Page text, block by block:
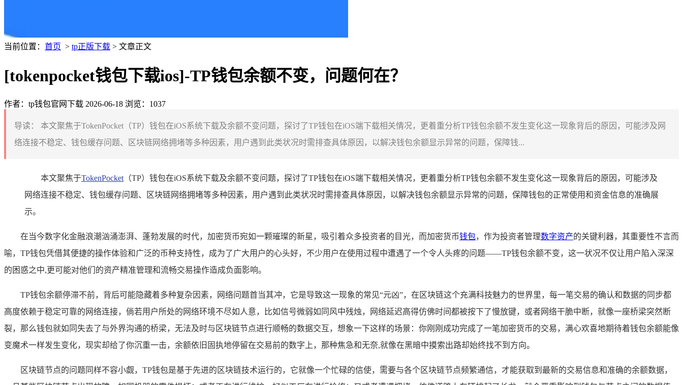
当前位置： 首页 > tp正版下载 > 文章正文
[tokenpocket钱包下载ios]-TP钱包余额不变，问题何在？
作者：tp钱包官网下载 2026-06-18 浏览：1037
导读：
本文聚焦于TokenPocket（TP）钱包在iOS系统下载及余额不变问题，探讨了TP钱包在iOS端下载相关情况，更着重分析TP钱包余额不发生变化这一现象背后的原因，可能涉及网
络连接不稳定、钱包缓存问题、区块链网络拥堵等多种因素，用户遇到此类状况时需排查具体原因，以解决钱包余额显示异常的问题，保障钱...
本文聚焦于TokenPocket （TP）钱包在iOS系统下载及余额不变问题，探讨了TP钱包在iOS端下载相关情况，更着重分析TP钱包余额不发生变化这一现象背后的原因，可能涉及
网络连接不稳定、钱包缓存问题、区块链网络拥堵等多种因素，用户遇到此类状况时需排查具体原因，以解决钱包余额显示异常的问题，保障钱包的正常使用和资金信息的准确展
示。
在当今数字化金融浪潮汹涌澎湃、蓬勃发展的时代，加密货币宛如一颗璀璨的新星，吸引着众多投资者的目光，而加密货币钱包，作为投资者管理数字资产的关键利器，其重要性不言而
喻，TP钱包凭借其便捷的操作体验和广泛的币种支持性，成为了广大用户的心头好，不少用户在使用过程中遭遇了一个令人头疼的问题——TP钱包余额不变，这一状况不仅让用户陷入深深
的困惑之中,更可能对他们的资产精准管理和流畅交易操作造成负面影响。
TP钱包余额停滞不前，背后可能隐藏着多种复杂因素，网络问题首当其冲，它是导致这一现象的常见“元凶”，在区块链这个充满科技魅力的世界里，每一笔交易的确认和数据的同步都
高度依赖于稳定可靠的网络连接，倘若用户所处的网络环境不尽如人意，比如信号微弱如同风中残烛，网络延迟高得仿佛时间都被按下了慢放键，或者网络干脆中断，就像一座桥梁突然断
裂，那么钱包就如同失去了与外界沟通的桥梁，无法及时与区块链节点进行顺畅的数据交互，想象一下这样的场景：你刚刚成功完成了一笔加密货币的交易，满心欢喜地期待着钱包余额能像
变魔术一样发生变化，现实却给了你沉重一击，余额依旧固执地停留在交易前的数字上，那种焦急和无奈,就像在黑暗中摸索出路却始终找不到方向。
区块链节点的问题同样不容小觑，TP钱包是基于先进的区块链技术运行的，它就像一个忙碌的信使，需要与各个区块链节点频繁通信，才能获取到最新的交易信息和准确的余额数据，